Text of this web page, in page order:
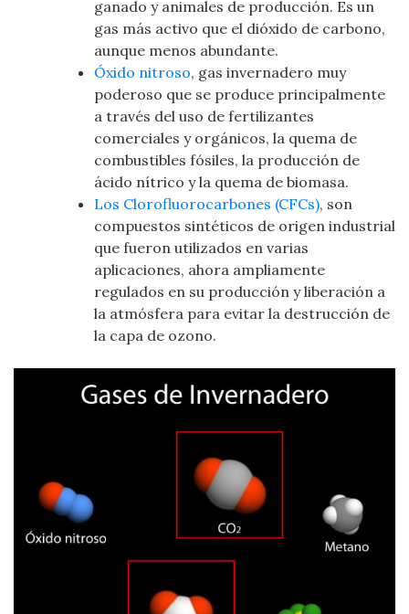
ganado y animales de producción. Es un
gas más activo que el dióxido de carbono,
aunque menos abundante.
Óxido nitroso, gas invernadero muy
poderoso que se produce principalmente
a través del uso de fertilizantes
comerciales y orgánicos, la quema de
combustibles fósiles, la producción de
ácido nítrico y la quema de biomasa.
Los Clorofluorocarbones (CFCs), son
compuestos sintéticos de origen industrial
que fueron utilizados en varias
aplicaciones, ahora ampliamente
regulados en su producción y liberación a
la atmósfera para evitar la destrucción de
la capa de ozono.